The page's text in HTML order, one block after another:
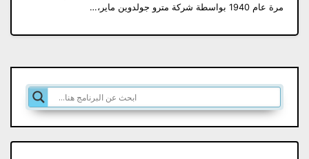
مرة عام 1940 بواسطة شركة مترو جولدوين ماير،…